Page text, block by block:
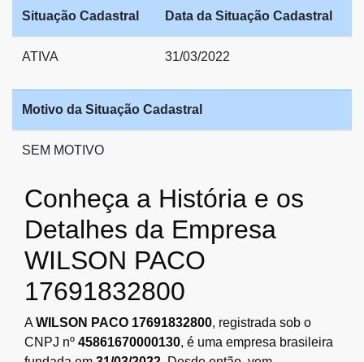
Situação Cadastral Data da Situação Cadastral
ATIVA 31/03/2022
Motivo da Situação Cadastral
SEM MOTIVO
Conheça a História e os
Detalhes da Empresa
WILSON PACO
17691832800
AWILSON PACO 17691832800, registrada sob o
CNPJ nº 45861670000130, é uma empresa brasileira